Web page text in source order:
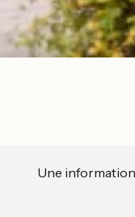
Une